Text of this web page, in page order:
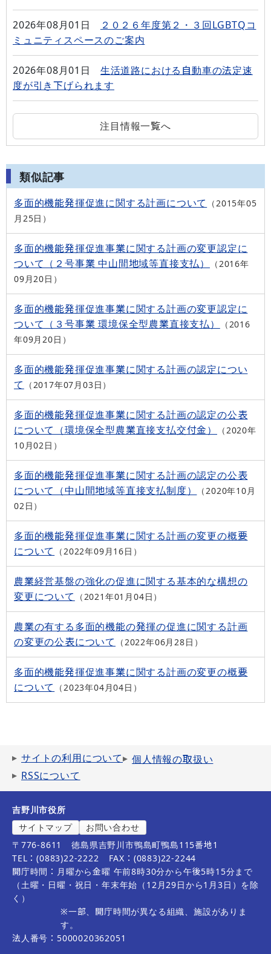
2026年08月01日
２０２６年度第２・３回LGBTQコ
ミュニティスペースのご案内
2026年08月01日
生活道路における自動車の法定速
度が引き下げられます
注目情報一覧へ
類似記事
多面的機能発揮促進に関する計画について
2015年05
月25日
多面的機能発揮促進事業に関する計画の変更認定に
ついて（２号事業 中山間地域等直接支払）
2016年
09月20日
多面的機能発揮促進事業に関する計画の変更認定に
ついて（３号事業 環境保全型農業直接支払）
2016
年09月20日
多面的機能発揮促進事業に関する計画の認定につい
て
2017年07月03日
多面的機能発揮促進事業に関する計画の認定の公表
について（環境保全型農業直接支払交付金）
2020年
10月02日
多面的機能発揮促進事業に関する計画の認定の公表
について（中山間地域等直接支払制度）
2020年10月
02日
多面的機能発揮促進事業に関する計画の変更の概要
について
2022年09月16日
農業経営基盤の強化の促進に関する基本的な構想の
変更について
2021年01月04日
農業の有する多面的機能の発揮の促進に関する計画
の変更の公表について
2022年06月28日
多面的機能発揮促進事業に関する計画の変更の概要
について
2023年04月04日
サイトの利用について
個人情報の取扱い
RSSについて
吉野川市役所
サイトマップ
お問い合わせ
〒776-8611
徳島県吉野川市鴨島町鴨島115番地1
TEL：(0883)22-2222
FAX：(0883)22-2244
開庁時間：月曜から金曜 午前8時30分から午後5時15分まで
（土曜・日曜・祝日・年末年始（12月29日から1月3日）を除
く）
※一部、開庁時間が異なる組織、施設がありま
す。
法人番号：5000020362051